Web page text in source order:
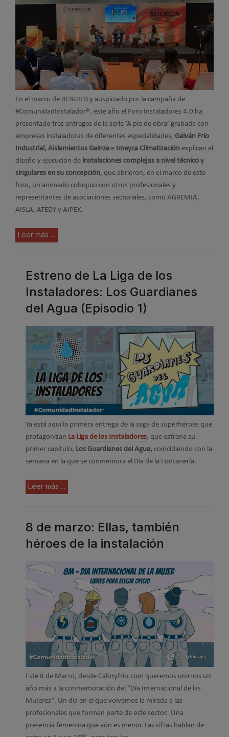
En el marco de REBUILD y auspiciado por la campaña de
#ComunidadInstalador®, este año el Foro Instaladores 4.0 ha
presentado tres entregas de la serie ‘A pie de obra’ grabada con
empresas instaladoras de diferentes especialidades. Galván Frío
Industrial, Aislamientos Gainza e Imeyca Climatización explican el
diseño y ejecución de instalaciones complejas a nivel técnico y
singulares en su concepción, que abrieron, en el marco de este
foro, un animado coloquio con otros profesionales y
representantes de asociaciones sectoriales, como AGREMIA,
AISLA, ATEDY y AIPEX.
Leer más ...
Estreno de La Liga de los
Instaladores: Los Guardianes
del Agua (Episodio 1)
Ya está aquí la primera entrega de la saga de superhéroes que
protagonizan La Liga de los Instaladores, que estrena su
primer capítulo, Los Guardianes del Agua, coincidiendo con la
semana en la que se conmemora el Día de la Fontanería.
Leer más ...
8 de marzo: Ellas, también
héroes de la instalación
Este 8 de Marzo, desde Caloryfrio.com queremos unirnos un
año más a la conmemoración del "Día Internacional de las
Mujeres". Un día en el que volvemos la mirada a las
profesionales que forman parte de este sector. Una
presencia femenina que aún es menor. Las cifras hablan de